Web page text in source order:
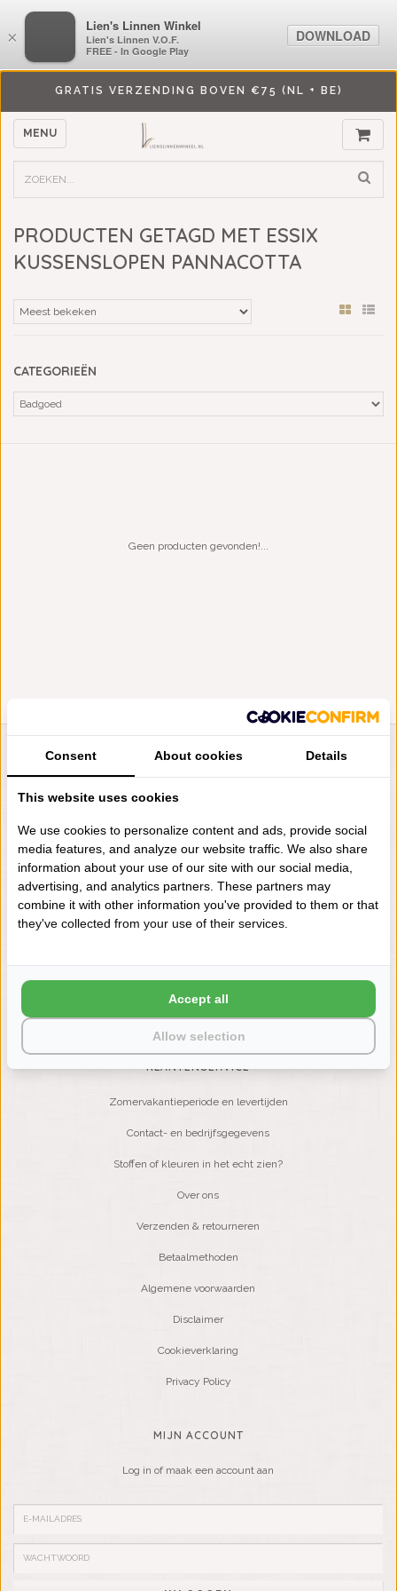
GRATIS VERZENDING BOVEN €75 (NL + BE)
MENU
PRODUCTEN GETAGD MET ESSIX
KUSSENSLOPEN PANNACOTTA
CATEGORIEËN
Geen producten gevonden!...
LIENSLINNENWINKEL.NL
VRAGEN? BEL DAN
NIEUWSBRIEF
Wilt u op de hoogte blijven?
Word lid van onze mailinglijst:
KLANTENSERVICE
Zomervakantieperiode en levertijden
Contact- en bedrijfsgegevens
Stoffen of kleuren in het echt zien?
Over ons
Verzenden & retourneren
Betaalmethoden
Algemene voorwaarden
Disclaimer
Cookieverklaring
Privacy Policy
MIJN ACCOUNT
Log in of maak een account aan
×
LiensLinnenwinkel.nl
Lien's Linnen V.O.F.
FREE - In Google Play
DOWNLOAD
Consent About cookies Details
This website uses cookies
We use cookies to personalize content and ads, provide social
media features, and analyze our website traffic. We also share
information about your use of our site with our social media,
advertising, and analytics partners. These partners may
combine it with other information you've provided to them or that
they've collected from your use of their services.
Allow selection
Accept all
×
Lien's Linnen Winkel
Lien's Linnen V.O.F.
FREE - In Google Play
DOWNLOAD